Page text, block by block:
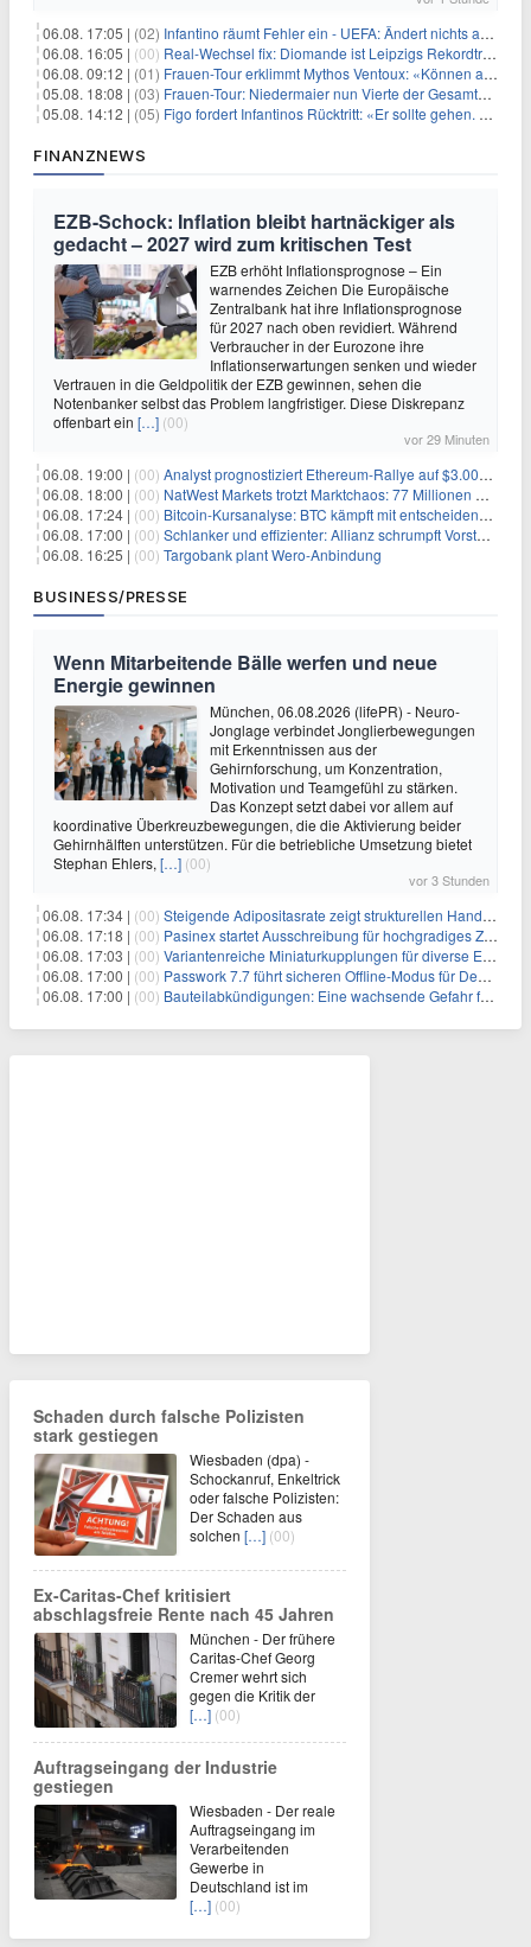
06.08. 17:05 | (02) Infantino räumt Fehler ein - UEFA: Ändert nichts an Boykott
06.08. 16:05 | (00) Real-Wechsel fix: Diomande ist Leipzigs Rekordtransfer
06.08. 09:12 | (01) Frauen-Tour erklimmt Mythos Ventoux: «Können alles schaffen»
05.08. 18:08 | (03) Frauen-Tour: Niedermaier nun Vierte der Gesamtwertung
05.08. 14:12 | (05) Figo fordert Infantinos Rücktritt: «Er sollte gehen. Jetzt»
FINANZNEWS
EZB-Schock: Inflation bleibt hartnäckiger als
gedacht – 2027 wird zum kritischen Test
EZB erhöht Inflationsprognose – Ein
warnendes Zeichen Die Europäische
Zentralbank hat ihre Inflationsprognose
für 2027 nach oben revidiert. Während
Verbraucher in der Eurozone ihre
Inflationserwartungen senken und wieder
Vertrauen in die Geldpolitik der EZB gewinnen, sehen die
Notenbanker selbst das Problem langfristiger. Diese Diskrepanz
offenbart ein […] (00)
vor 29 Minuten
06.08. 19:00 | (00) Analyst prognostiziert Ethereum-Rallye auf $3.000 nach entscheidendem On-Chain-Ausbruch
06.08. 18:00 | (00) NatWest Markets trotzt Marktchaos: 77 Millionen Pfund Gewinn im ersten Halbjahr
06.08. 17:24 | (00) Bitcoin-Kursanalyse: BTC kämpft mit entscheidender $65K-Hürde, während sich ein Liquidationscluster aufbaut
06.08. 17:00 | (00) Schlanker und effizienter: Allianz schrumpft Vorstand auf 8 Köpfe – das steckt dahinter
06.08. 16:25 | (00) Targobank plant Wero-Anbindung
BUSINESS/PRESSE
Wenn Mitarbeitende Bälle werfen und neue
Energie gewinnen
München, 06.08.2026 (lifePR) - Neuro-
Jonglage verbindet Jonglierbewegungen
mit Erkenntnissen aus der
Gehirnforschung, um Konzentration,
Motivation und Teamgefühl zu stärken.
Das Konzept setzt dabei vor allem auf
koordinative Überkreuzbewegungen, die die Aktivierung beider
Gehirnhälften unterstützen. Für die betriebliche Umsetzung bietet
Stephan Ehlers, […] (00)
vor 3 Stunden
06.08. 17:34 | (00) Steigende Adipositasrate zeigt strukturellen Handlungsbedarf bei der Ernährung schulpflichtiger Kinder
06.08. 17:18 | (00) Pasinex startet Ausschreibung für hochgradiges Zinksulfidkonzentrat mit Germanium- und Silbergehalten und stellt ein Betriebsupdate bereit
06.08. 17:03 | (00) Variantenreiche Miniaturkupplungen für diverse Einsatzbereiche
06.08. 17:00 | (00) Passwork 7.7 führt sicheren Offline-Modus für Desktop- und Mobile-Apps ein
06.08. 17:00 | (00) Bauteilabkündigungen: Eine wachsende Gefahr für industrielle Elektroniksysteme
Schaden durch falsche Polizisten
stark gestiegen
Wiesbaden (dpa) -
Schockanruf, Enkeltrick
oder falsche Polizisten:
Der Schaden aus
solchen […] (00)
Ex-Caritas-Chef kritisiert
abschlagsfreie Rente nach 45 Jahren
München - Der frühere
Caritas-Chef Georg
Cremer wehrt sich
gegen die Kritik der
[…] (00)
Auftragseingang der Industrie
gestiegen
Wiesbaden - Der reale
Auftragseingang im
Verarbeitenden
Gewerbe in
Deutschland ist im
[…] (00)